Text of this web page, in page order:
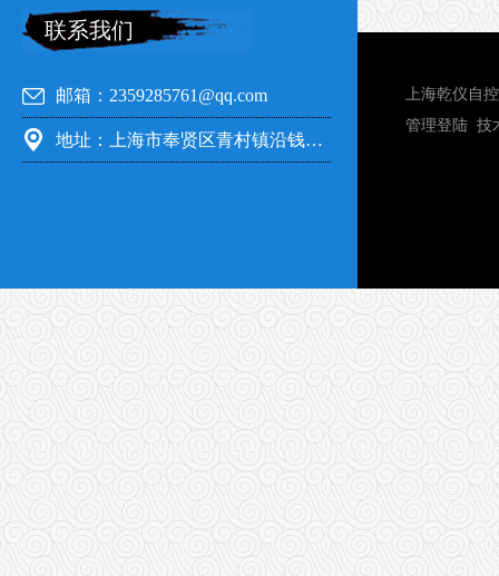
联系我们
邮箱：2359285761@qq.com
地址：上海市奉贤区青村镇沿钱公路351号
上海乾仪自
管理登陆 技